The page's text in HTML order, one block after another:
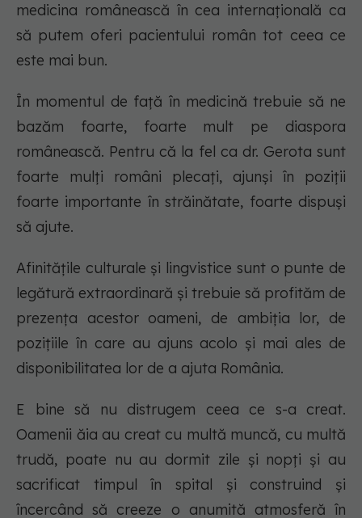
medicina românească în cea internațională ca
să putem oferi pacientului român tot ceea ce
este mai bun.
În momentul de față în medicină trebuie să ne
bazăm foarte, foarte mult pe diaspora
românească. Pentru că la fel ca dr. Gerota sunt
foarte mulți români plecați, ajunși în poziții
foarte importante în străinătate, foarte dispuși
să ajute.
Afinitățile culturale și lingvistice sunt o punte de
legătură extraordinară și trebuie să profităm de
prezența acestor oameni, de ambiția lor, de
pozițiile în care au ajuns acolo și mai ales de
disponibilitatea lor de a ajuta România.
E bine să nu distrugem ceea ce s-a creat.
Oamenii ăia au creat cu multă muncă, cu multă
trudă, poate nu au dormit zile și nopți și au
sacrificat timpul în spital și construind și
încercând să creeze o anumită atmosferă în